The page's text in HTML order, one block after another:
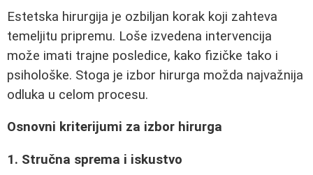
Estetska hirurgija je ozbiljan korak koji zahteva
temeljitu pripremu. Loše izvedena intervencija
može imati trajne posledice, kako fizičke tako i
psihološke. Stoga je izbor hirurga možda najvažnija
odluka u celom procesu.
Osnovni kriterijumi za izbor hirurga
1. Stručna sprema i iskustvo